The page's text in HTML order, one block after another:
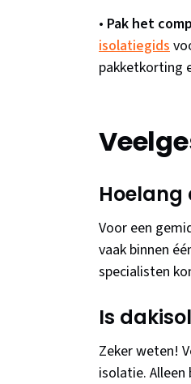
• Pak het
isolatiegids
pakketkorting
Voor een
vaak binnen
specialisten
Is
Zeker weten!
isolatie.